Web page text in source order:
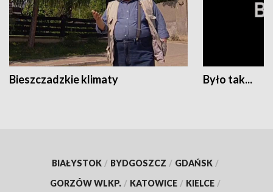
Bieszczadzkie klimaty Było tak...
BIAŁYSTOK / BYDGOSZCZ / GDAŃSK /
GORZÓW WLKP. / KATOWICE / KIELCE /